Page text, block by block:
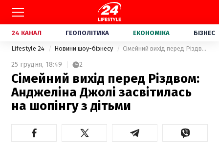
24 КАНАЛ ГЕОПОЛІТИКА ЕКОНОМІКА БІЗНЕС
Lifestyle 24 Новини шоу-бізнесу Сімейний вихід перед Різдвом: Анджеліна Джолі засвітилась на шопінгу з дітьми
25 грудня, 18:49 2
Сімейний вихід перед Різдвом:
Анджеліна Джолі засвітилась
на шопінгу з дітьми